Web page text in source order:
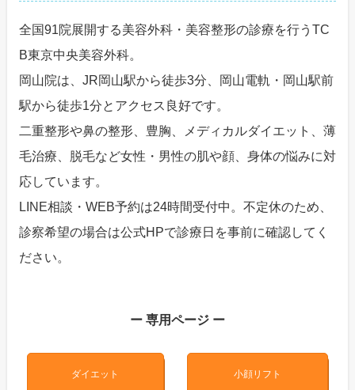
全国91院展開する美容外科・美容整形の診療を行うTC
B東京中央美容外科。
岡山院は、JR岡山駅から徒歩3分、岡山電軌・岡山駅前
駅から徒歩1分とアクセス良好です。
二重整形や鼻の整形、豊胸、メディカルダイエット、薄
毛治療、脱毛など女性・男性の肌や顔、身体の悩みに対
応しています。
LINE相談・WEB予約は24時間受付中。不定休のため、
診察希望の場合は公式HPで診療日を事前に確認してく
ださい。
ー 専用ページ ー
ダイエット 小顔リフト